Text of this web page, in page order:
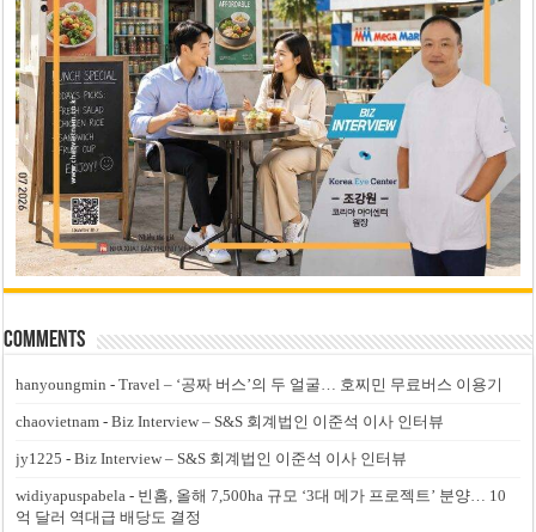
Comments
hanyoungmin -Travel – ‘공짜 버스’의 두 얼굴… 호찌민 무료버스 이용기
chaovietnam -Biz Interview – S&S 회계법인 이준석 이사 인터뷰
jy1225 -Biz Interview – S&S 회계법인 이준석 이사 인터뷰
widiyapuspabela - 빈홈, 올해 7,500ha 규모 ‘3대 메가 프로젝트’ 분양… 10
억 달러 역대급 배당도 결정